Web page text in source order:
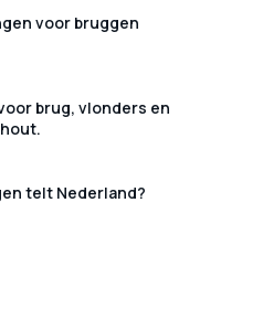
voor bruggen
brug, vlonders en
telt Nederland?